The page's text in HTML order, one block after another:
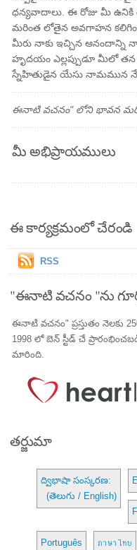
ధన్యవాదాలు. ఈ రోజు మీ ఉనికి
మరింత లోతైన అవగాహన
మీరు నాకు ఇచ్చిన ఆనందాన్ని
హృదయం ఎల్లప్పుడూ మీలో తన
స్నేహితుడైన యేసు నామమున
ఈనాటి వచనం" లోని భావన
మీ అభిప్రాయములు
ఈ కార్యక్రమంలో చేరండి
RSS
"ఈనాటి వచనం "ను
ఈనాటి వచనం" ప్రస్తుతం నెలకు
1998 లో బెన్ స్టీడ్ చే
మారింది.
తర్జుమా
ద్విభాషా సంస్కరణ:
(తెలుగు / English)
Português ภาษาไทย